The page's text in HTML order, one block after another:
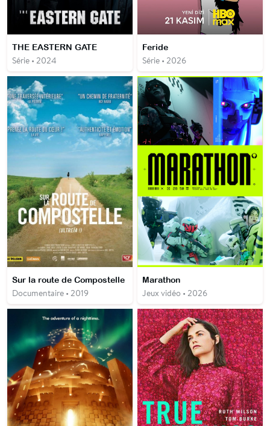
THE EASTERN GATE
Série • 2024
Feride
Série • 2026
Sur la route de Compostelle
Documentaire • 2019
Marathon
Jeux vidéo • 2026